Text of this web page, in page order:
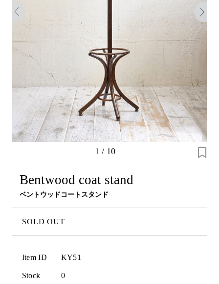
1 / 10
Bentwood coat stand
ベントウッドコートスタンド
SOLD OUT
Item ID KY51
Stock 0